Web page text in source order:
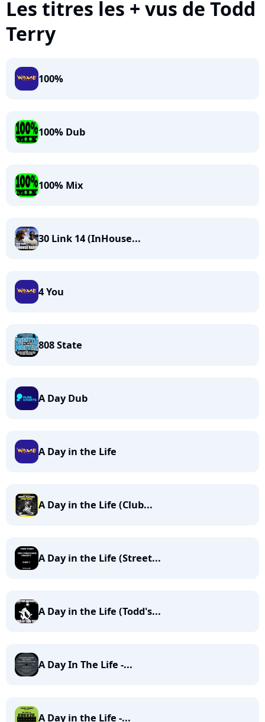
Les titres les + vus de Todd
Terry
100%
100% Dub
100% Mix
30 Link 14 (InHouse...
4 You
808 State
A Day Dub
A Day in the Life
A Day in the Life (Club...
A Day in the Life (Street...
A Day in the Life (Todd's...
A Day In The Life -...
A Day in the Life -...